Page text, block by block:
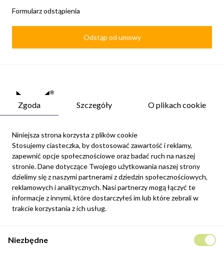
Formularz odstąpienia
Odstąp od umowy
Newsletter
Możesz zrezygnować w każdej chwili. W tym celu należy odnaleźć
szczegóły w naszej informacji prawnej.
Zapisz się
internetowego.
Zgoda Szczegóły O plikach cookie
Niniejsza strona korzysta z plików cookie
Stosujemy ciasteczka, by dostosować zawartość i reklamy,
zapewnić opcje społecznościowe oraz badać ruch na naszej
stronie. Dane dotyczące Twojego użytkowania naszej strony
dzielimy się z naszymi partnerami z dziedzin społecznościowych,
reklamowych i analitycznych. Nasi partnerzy mogą łączyć te
informacje z innymi, które dostarczyłeś im lub które zebrali w
trakcie korzystania z ich usług.
Niezbędne